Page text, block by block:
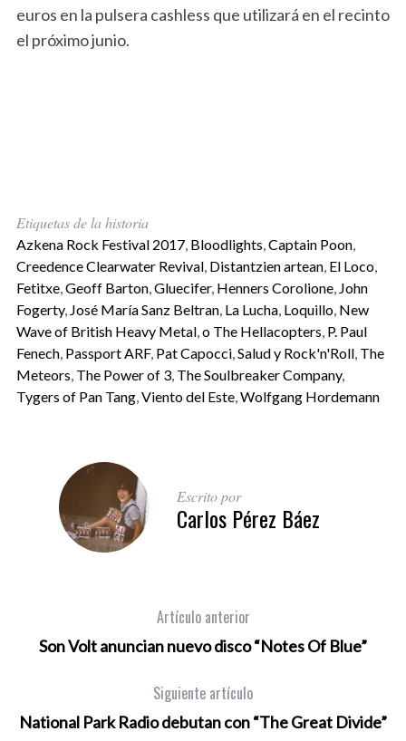
euros en la pulsera cashless que utilizará en el recinto
el próximo junio.
Etiquetas de la historia
Azkena Rock Festival 2017, Bloodlights Captain Poon,
Creedence Clearwater Revival, Distantzien artean, El Loco,
Fetitxe, Geoff Barton, Gluecifer, Henners Corolione, John
Fogerty, José María Sanz Beltran, La Lucha, Loquillo, New
Wave of British Heavy Metal, o The Hellacopters P. Paul
Fenech, Passport ARF, Pat Capocci, Salud y Rock'n'Roll, The
Meteors The Power of 3, The Soulbreaker Company,
Tygers of Pan Tang, Viento del Este, Wolfgang Hordemann
Escrito por
Carlos Pérez Báez
Artículo anterior
Son Volt anuncian nuevo disco “Notes Of Blue”
Siguiente artículo
National Park Radio debutan con “The Great Divide”